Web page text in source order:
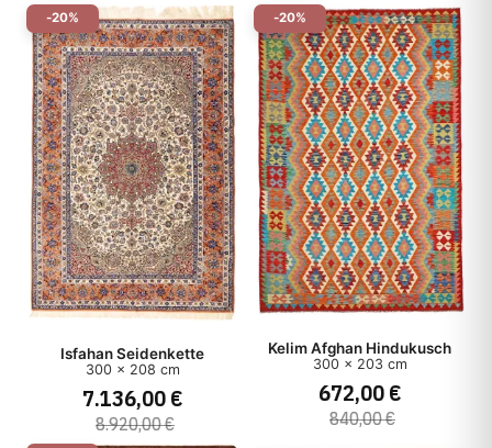
-20%
Isfahan Seidenkette
300 x 208 cm
7.136,00 €
8.920,00 €
-20%
Kelim Afghan Hindukusch
300 x 203 cm
672,00 €
840,00 €